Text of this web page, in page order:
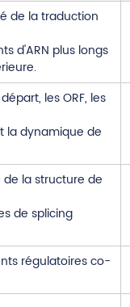
de la traduction
d'ARN plus longs
les ORF, les
la dynamique de
la structure de
de splicing
régulatoires co-